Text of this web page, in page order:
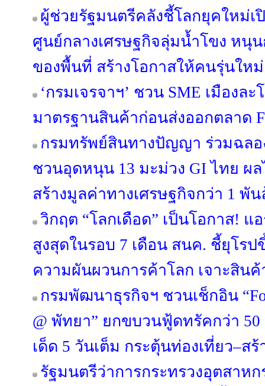
ผู้ช่วยรัฐมนตรีคลังชี้โลกยุคใหม่เ
ศูนย์กลางเศรษฐกิจลุ่มน้ำโขง หนุ
ของพื้นที่ สร้างโอกาสให้คนรุ่นใหม่
‘กรมเจรจาฯ’ ชวน SME เมืองล
มาตรฐานสินค้าก่อนส่งออกตลาด
กรมทรัพย์สินทางปัญญา ร่วมฉล
ชวนอุดหนุน 13 มะม่วง GI ไทย
สร้างมูลค่าทางเศรษฐกิจกว่า 1 พั
วิกฤต “โลกเดือด” เป็นโอกาส! แ
สูงสุดในรอบ 7 เดือน สนค. ชี้ยุโร
ความผันผวนการค้าโลก เจาะสิน
กรมพัฒนาธุรกิจฯ ชวนเช็กอิน
@ พัทยา” ยกขบวนฟู้ดทรัคกว่า 50
เด็ด 5 วันเต็ม กระตุ้นท่องเที่ยว–ส
รัฐมนตรีว่าการกระทรวงอุตสาห